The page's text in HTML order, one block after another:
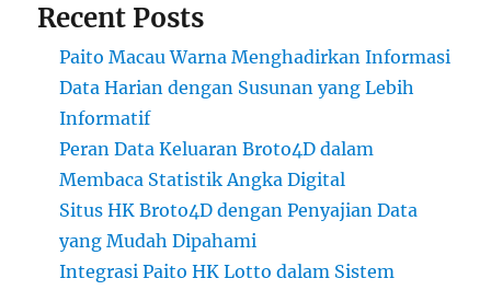
Recent Posts
Paito Macau Warna Menghadirkan Informasi
Data Harian dengan Susunan yang Lebih
Informatif
Peran Data Keluaran Broto4D dalam
Membaca Statistik Angka Digital
Situs HK Broto4D dengan Penyajian Data
yang Mudah Dipahami
Integrasi Paito HK Lotto dalam Sistem